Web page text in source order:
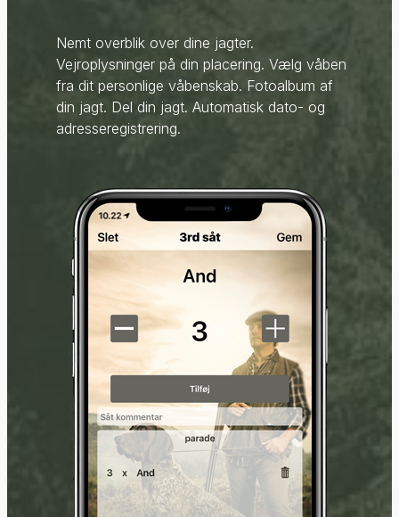
Nemt overblik over dine jagter.
Vejroplysninger på din placering. Vælg våben
fra dit personlige våbenskab. Fotoalbum af
din jagt. Del din jagt. Automatisk dato- og
adresseregistrering.